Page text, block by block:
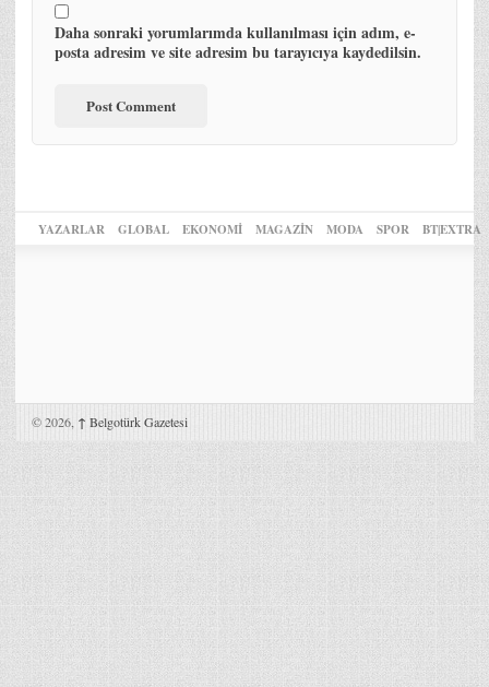
Daha sonraki yorumlarımda kullanılması için adım, e-
posta adresim ve site adresim bu tarayıcıya kaydedilsin.
YAZARLAR GLOBAL EKONOMİ MAGAZİN MODA SPOR BT|EXTRA
© 2026, ↑ Belgotürk Gazetesi